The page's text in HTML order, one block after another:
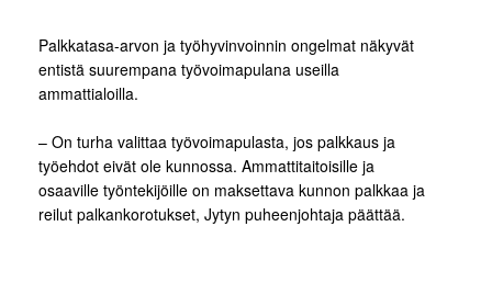
Palkkatasa-arvon ja työhyvinvoinnin ongelmat näkyvät
entistä suurempana työvoimapulana useilla
ammattialoilla.
– On turha valittaa työvoimapulasta, jos palkkaus ja
työehdot eivät ole kunnossa. Ammattitaitoisille ja
osaaville työntekijöille on maksettava kunnon palkkaa ja
reilut palkankorotukset, Jytyn puheenjohtaja päättää.